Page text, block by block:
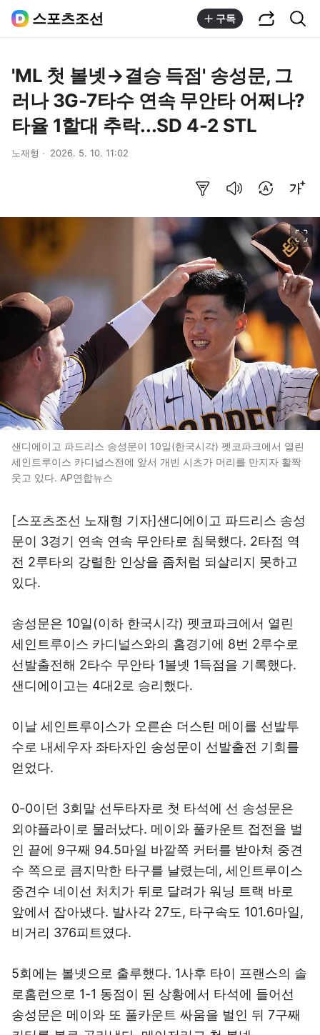
스포츠조선 구독
'ML 첫 볼넷→결승 득점' 송성문, 그
러나 3G-7타수 연속 무안타 어쩌나?
타율 1할대 추락...SD 4-2 STL
노재형 2026. 5. 10. 11:02
샌디에이고 파드리스 송성문이 10일(한국시각) 펫코파크에서 열린
세인트루이스 카디널스전에 앞서 개빈 시츠가 머리를 만지자 활짝
웃고 있다. AP연합뉴스
[스포츠조선 노재형 기자]샌디에이고 파드리스 송성
문이 3경기 연속 연속 무안타로 침묵했다. 2타점 역
전 2루타의 강렬한 인상을 좀처럼 되살리지 못하고
있다.
송성문은 10일(이하 한국시각) 펫코파크에서 열린
세인트루이스 카디널스와의 홈경기에 8번 2루수로
선발출전해 2타수 무안타 1볼넷 1득점을 기록했다.
샌디에이고는 4대2로 승리했다.
이날 세인트루이스가 오른손 더스틴 메이를 선발투
수로 내세우자 좌타자인 송성문이 선발출전 기회를
얻었다.
0-0이던 3회말 선두타자로 첫 타석에 선 송성문은
외야플라이로 물러났다. 메이와 풀카운트 접전을 벌
인 끝에 9구째 94.5마일 바깥쪽 커터를 받아쳐 중견
수 쪽으로 큼지막한 타구를 날렸는데, 세인트루이스
중견수 네이선 처치가 뒤로 달려가 워닝 트랙 바로
앞에서 잡아냈다. 발사각 27도, 타구속도 101.6마일,
비거리 376피트였다.
5회에는 볼넷으로 출루했다. 1사후 타이 프랜스의 솔
로홈런으로 1-1 동점이 된 상황에서 타석에 들어선
송성문은 메이와 또 풀카운트 싸움을 벌인 뒤 7구째